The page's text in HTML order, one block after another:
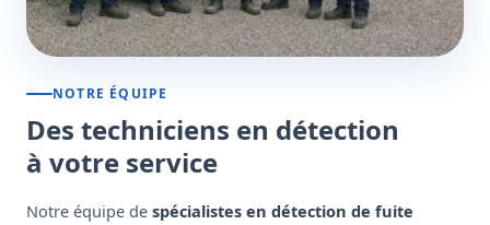
NOTRE ÉQUIPE
Des techniciens en détection
à votre service
Notre équipe de spécialistes en détection de fuite